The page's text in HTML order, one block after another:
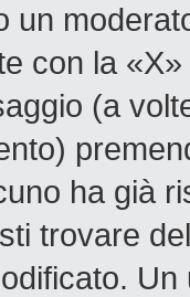
un
con la
(a
ha già
trovare